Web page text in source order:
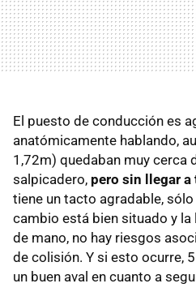
El puesto de conducción es
anatómicamente hablando,
1,72m) quedaban muy cerca
salpicadero, pero sin llegar a
tiene un tacto agradable,
cambio está bien situado y la
de mano, no hay riesgos
de colisión. Y si esto ocurre,
un buen aval en cuanto a